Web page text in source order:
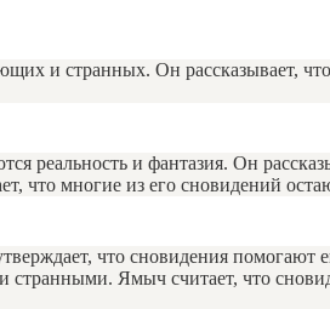
и странных. Он рассказывает,
и фантазия. Он
что многие из его сновидений
что сновидения помогают
Ямыч считает, что